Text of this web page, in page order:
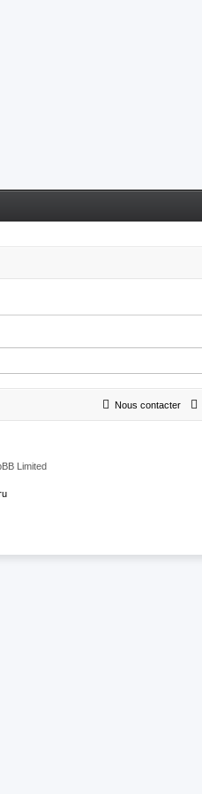
Nous contacter
Limited